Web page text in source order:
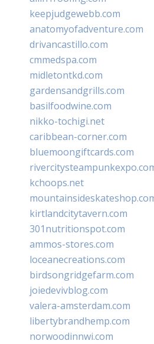
keepjudgewebb.com
anatomyofadventure.com
drivancastillo.com
cmmedspa.com
midletontkd.com
gardensandgrills.com
basilfoodwine.com
nikko-tochigi.net
caribbean-corner.com
bluemoongiftcards.com
kchoops.net
kirtlandcitytavern.com
301nutritionspot.com
ammos-stores.com
loceanecreations.com
birdsongridgefarm.com
joiedevivblog.com
valera-amsterdam.com
libertybrandhemp.com
norwoodinnwi.com